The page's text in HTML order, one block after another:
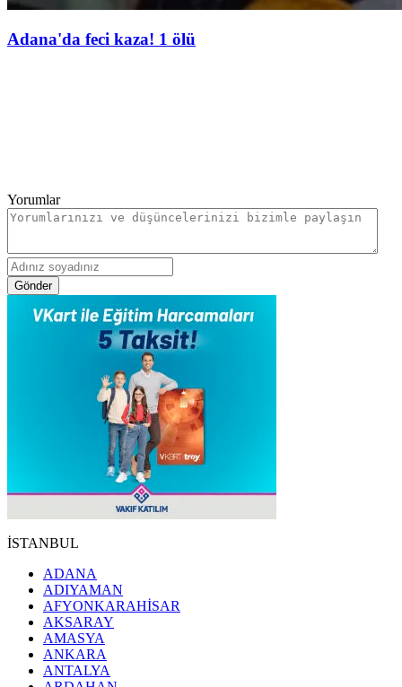
Adana'da feci kaza! 1 ölü
Yorumlar
Gönder
İSTANBUL
ADANA
ADIYAMAN
AFYONKARAHİSAR
AKSARAY
AMASYA
ANKARA
ANTALYA